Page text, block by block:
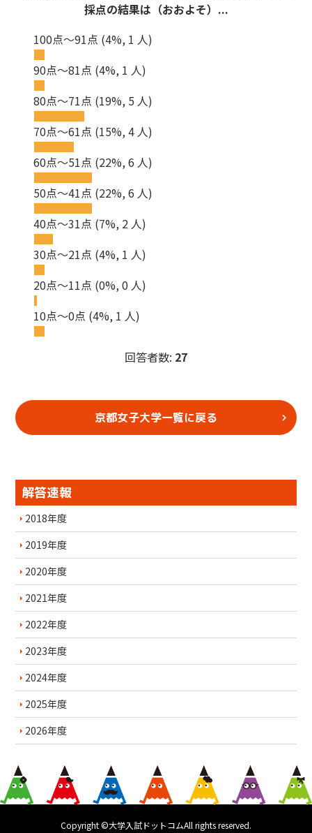
採点の結果は（おおよそ）...
100点～91点 (4%, 1 人)
90点～81点 (4%, 1 人)
80点～71点 (19%, 5 人)
70点～61点 (15%, 4 人)
60点～51点 (22%, 6 人)
50点～41点 (22%, 6 人)
40点～31点 (7%, 2 人)
30点～21点 (4%, 1 人)
20点～11点 (0%, 0 人)
10点～0点 (4%, 1 人)
回答者数: 27
京都女子大学一覧に戻る
解答速報
2018年度
2019年度
2020年度
2021年度
2022年度
2023年度
2024年度
2025年度
2026年度
Copyright ©大学入試ドットコムAll rights reserved.